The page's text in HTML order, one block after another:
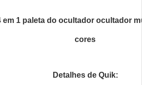
em 1 paleta do ocultador ocultador
cores
Detalhes de Quik: